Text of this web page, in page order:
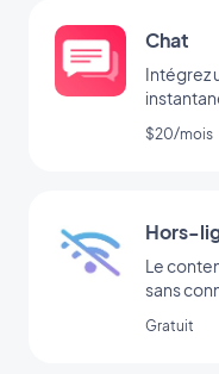
Chat
Intégrez
$20/mois
Hors-
Le
sans
Gratuit